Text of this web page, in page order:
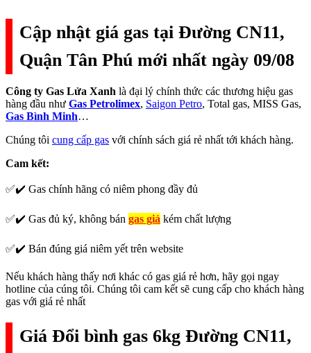
Cập nhật giá gas tại Đường CN11,
Quận Tân Phú mới nhất ngày 09/08
Công ty Gas Lửa Xanh là đại lý chính thức các thương hiệu gas
hàng đầu như Gas Petrolimex, Saigon Petro, Total gas, MISS Gas,
Gas Bình Minh…
Chúng tôi cung cấp gas với chính sách giá rẻ nhất tới khách hàng.
Cam kết:
✅✔️ Gas chính hãng có niêm phong đầy đủ
✅✔️ Gas đủ ký, không bán gas giả kém chất lượng
✅✔️ Bán đúng giá niêm yết trên website
Nếu khách hàng thấy nơi khác có gas giá rẻ hơn, hãy gọi ngay
hotline của cúng tôi. Chúng tôi cam kết sẽ cung cấp cho khách hàng
gas với giá rẻ nhất
Giá Đổi bình gas 6kg Đường CN11,